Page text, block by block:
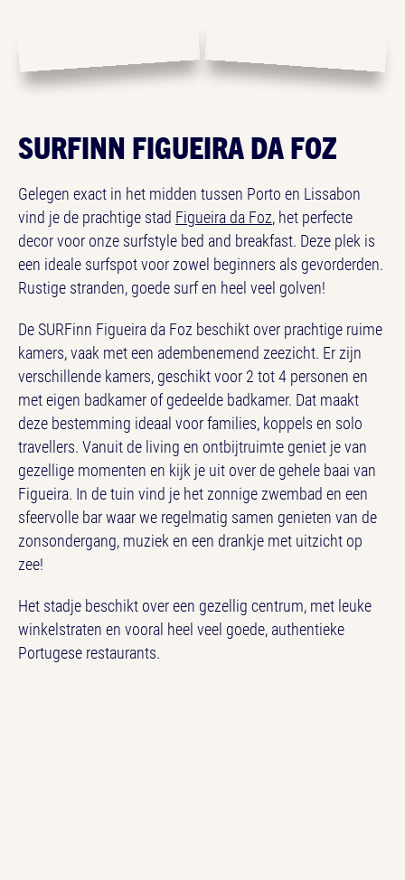
SURFINN FIGUEIRA DA FOZ
Gelegen exact in het midden tussen Porto en Lissabon
vind je de prachtige stad Figueira da Foz, het perfecte
decor voor onze surfstyle bed and breakfast. Deze plek is
een ideale surfspot voor zowel beginners als gevorderden.
Rustige stranden, goede surf en heel veel golven!
De SURFinn Figueira da Foz beschikt over prachtige ruime
kamers, vaak met een adembenemend zeezicht. Er zijn
verschillende kamers, geschikt voor 2 tot 4 personen en
met eigen badkamer of gedeelde badkamer. Dat maakt
deze bestemming ideaal voor families, koppels en solo
travellers. Vanuit de living en ontbijtruimte geniet je van
gezellige momenten en kijk je uit over de gehele baai van
Figueira. In de tuin vind je het zonnige zwembad en een
sfeervolle bar waar we regelmatig samen genieten van de
zonsondergang, muziek en een drankje met uitzicht op
zee!
Het stadje beschikt over een gezellig centrum, met leuke
winkelstraten en vooral heel veel goede, authentieke
Portugese restaurants.